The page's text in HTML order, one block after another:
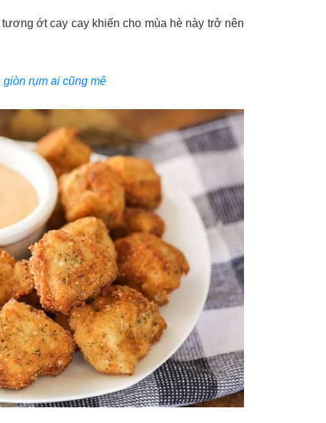
ớt cay cay khiến cho mùa hè này trở nên
rụm ai cũng mê